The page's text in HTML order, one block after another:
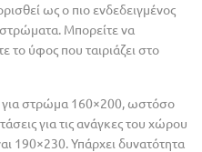
ως ο πιο ενδεδειγμένος
Μπορείτε να
ύφος που ταιριάζει στο
για στρώμα 160×200, ωστόσο
για τις ανάγκες του χώρου
190×230. Υπάρχει δυνατότητα